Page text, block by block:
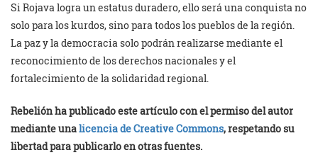
Si Rojava logra un estatus duradero, ello será una conquista no
solo para los kurdos, sino para todos los pueblos de la región.
La paz y la democracia solo podrán realizarse mediante el
reconocimiento de los derechos nacionales y el
fortalecimiento de la solidaridad regional.
Rebelión ha publicado este artículo con el permiso del autor
mediante unalicencia de Creative Commons, respetando su
libertad para publicarlo en otras fuentes.